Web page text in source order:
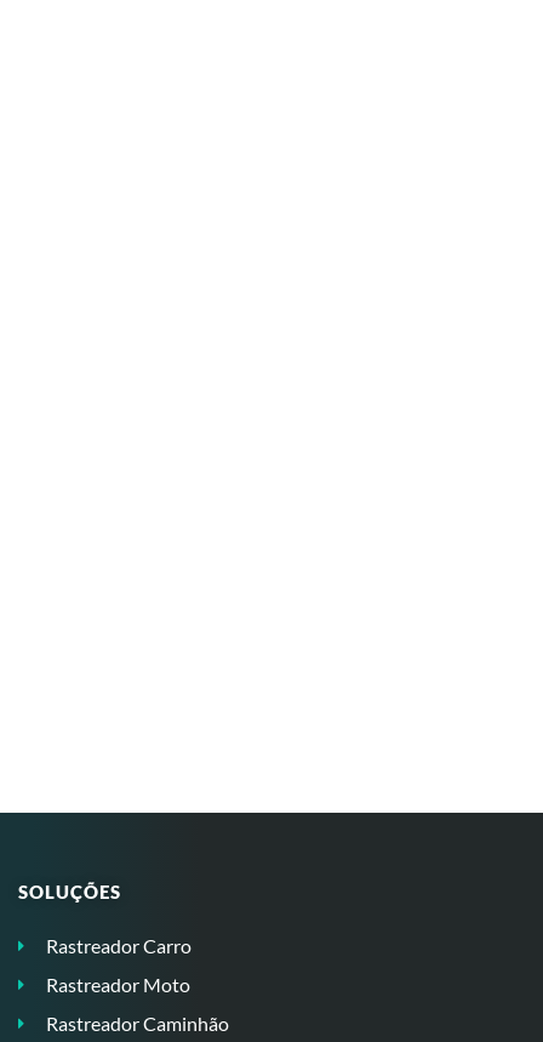
SOLUÇÕES
Rastreador Carro
Rastreador Moto
Rastreador Caminhão